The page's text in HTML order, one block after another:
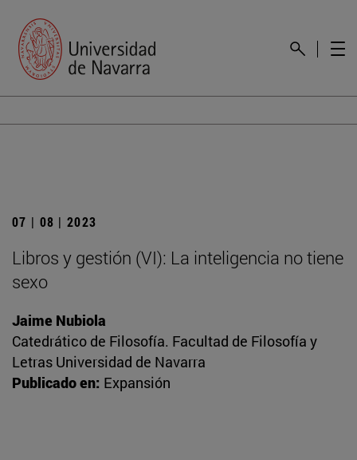
07 | 08 | 2023
Libros y gestión (VI): La inteligencia no tiene
sexo
Jaime Nubiola
Catedrático de Filosofía. Facultad de Filosofía y
Letras Universidad de Navarra
Publicado en: Expansión